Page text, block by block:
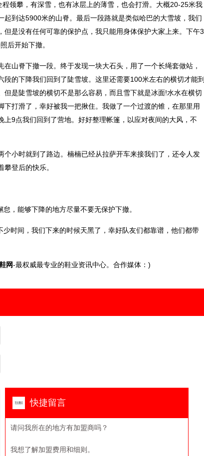
领攀，有深雪，也有冰层上的薄雪，也会打滑。大概20-25米我
到达5900米的山脊。最后一段路就是类似哈巴的大雪坡，我们
是没有任何可靠的保护点，我只能用身体保护大家上来。下午3
后开始下撤。
脊下撤一段。终于发现一块大石头，用了一个长绳套做站，
的下降我们回到了陡雪坡。这里还需要100米左右的横切才能到
是陡雪坡的横切不是那么容易，而且雪下就是冰面!水水在横切
打滑了，幸好被我一把揪住。我做了一个过渡的锥，在那里用
9点我们回到了营地。好好整理帐篷，以应对夜间的大风，不
小时就到了路边。楠楠已经从拉萨开车来接我们了，还令人发
登后的快乐。
，能够下降的地方尽量不要无保护下撤。
间，我们下来的时候天黑了，幸好队友们都靠谱，他们都带
网-最权威最专业的鞋业资讯中心。合作媒体：)
快捷留言
请问我所在的地方有加盟商吗？
我想了解加盟费用和细则。